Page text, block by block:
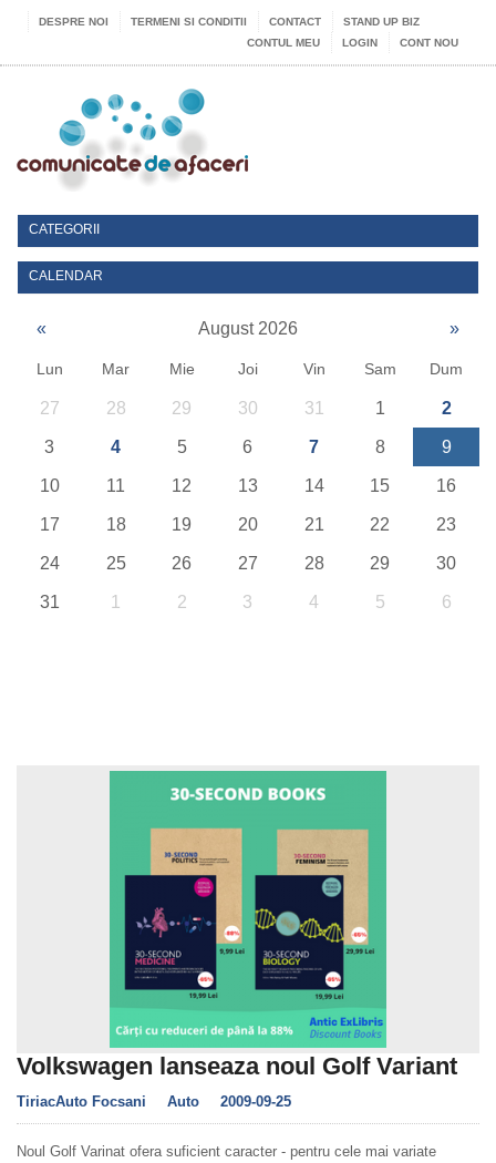
DESPRE NOI TERMENI SI CONDITII CONTACT
STAND UP BIZ
CONTUL MEU
LOGIN CONT NOU
CATEGORII
CALENDAR
« August 2026 »
Lun Mar Mie Joi Vin Sam Dum
27 28 29 30 31 1 2
3 4 5 6 7 8 9
10 11 12 13 14 15 16
17 18 19 20 21 22 23
24 25 26 27 28 29 30
31 1 2 3 4 5 6
Volkswagen lanseaza noul Golf Variant
TiriacAuto Focsani Auto 2009-09-25
Noul Golf Varinat ofera suficient caracter - pentru cele mai variate